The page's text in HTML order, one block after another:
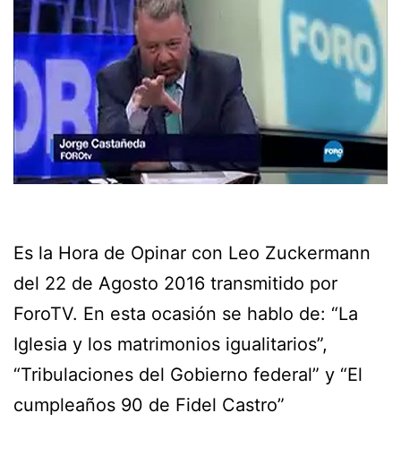
Es la Hora de Opinar con Leo Zuckermann
del 22 de Agosto 2016 transmitido por
ForoTV. En esta ocasión se hablo de: “La
Iglesia y los matrimonios igualitarios”,
“Tribulaciones del Gobierno federal” y “El
cumpleaños 90 de Fidel Castro”